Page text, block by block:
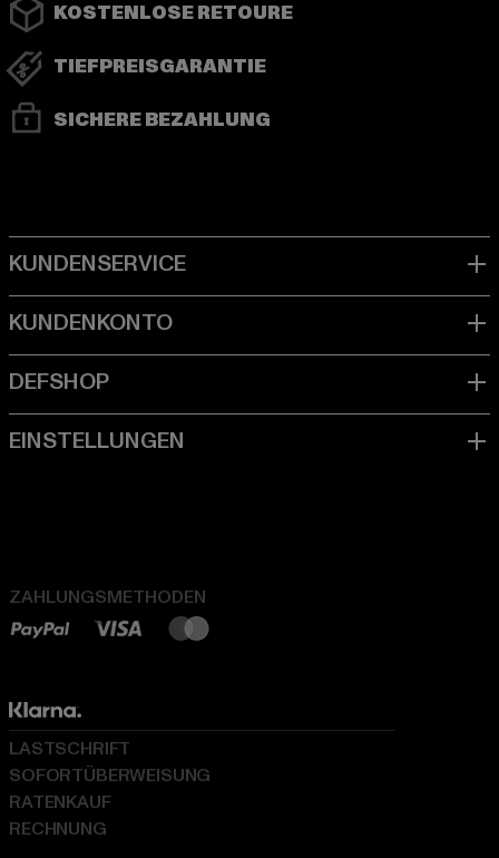
KOSTENLOSE RETOURE
TIEFPREISGARANTIE
SICHERE BEZAHLUNG
ZAHLUNGSMETHODEN
LASTSCHRIFT
SOFORTÜBERWEISUNG
RATENKAUF
RECHNUNG